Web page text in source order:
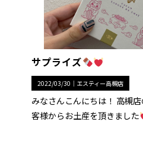
サプライズ
2022/03/30｜ エスティー高槻店
みなさんこんにちは！ 高槻
客様からお土産を頂きました